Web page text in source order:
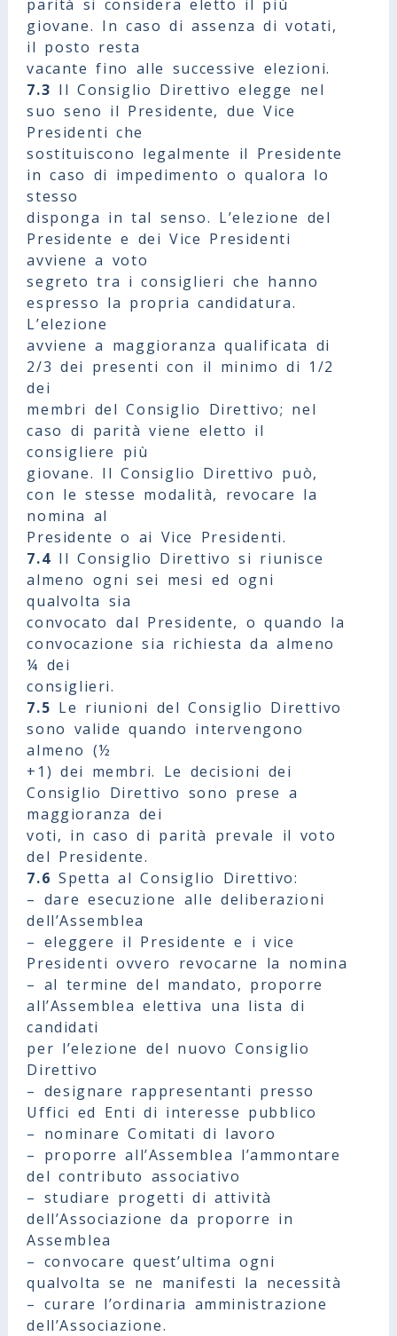
parità si considera eletto il più
giovane. In caso di assenza di votati,
il posto resta
vacante fino alle successive elezioni.
7.3 Il Consiglio Direttivo elegge nel
suo seno il Presidente, due Vice
Presidenti che
sostituiscono legalmente il Presidente
in caso di impedimento o qualora lo
stesso
disponga in tal senso. L’elezione del
Presidente e dei Vice Presidenti
avviene a voto
segreto tra i consiglieri che hanno
espresso la propria candidatura.
L’elezione
avviene a maggioranza qualificata di
2/3 dei presenti con il minimo di 1/2
dei
membri del Consiglio Direttivo; nel
caso di parità viene eletto il
consigliere più
giovane. Il Consiglio Direttivo può,
con le stesse modalità, revocare la
nomina al
Presidente o ai Vice Presidenti.
7.4 Il Consiglio Direttivo si riunisce
almeno ogni sei mesi ed ogni
qualvolta sia
convocato dal Presidente, o quando la
convocazione sia richiesta da almeno
¼ dei
consiglieri.
7.5 Le riunioni del Consiglio Direttivo
sono valide quando intervengono
almeno (½
+1) dei membri. Le decisioni dei
Consiglio Direttivo sono prese a
maggioranza dei
voti, in caso di parità prevale il voto
del Presidente.
7.6 Spetta al Consiglio Direttivo:
– dare esecuzione alle deliberazioni
dell’Assemblea
– eleggere il Presidente e i vice
Presidenti ovvero revocarne la nomina
– al termine del mandato, proporre
all’Assemblea elettiva una lista di
candidati
per l’elezione del nuovo Consiglio
Direttivo
– designare rappresentanti presso
Uffici ed Enti di interesse pubblico
– nominare Comitati di lavoro
– proporre all’Assemblea l’ammontare
del contributo associativo
– studiare progetti di attività
dell’Associazione da proporre in
Assemblea
– convocare quest’ultima ogni
qualvolta se ne manifesti la necessità
– curare l’ordinaria amministrazione
dell’Associazione.